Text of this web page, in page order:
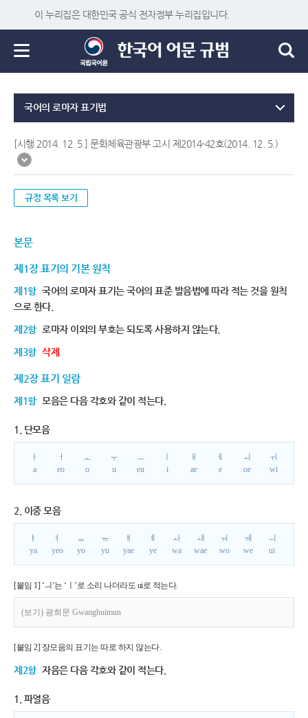
이 누리집은 대한민국 공식 전자정부 누리집입니다.
국어의 로마자 표기법
[시행 2014. 12. 5.] 문화체육관광부 고시 제2014-42호(2014. 12. 5.)
규정 목록 보기
본문
제1장 표기의 기본 원칙
제1항 국어의 로마자 표기는 국어의 표준 발음법에 따라 적는 것을 원칙
으로 한다.
제2항 로마자 이외의 부호는 되도록 사용하지 않는다.
제3항 삭제
제2장 표기 일람
제1항 모음은 다음 각호와 같이 적는다.
1. 단모음
ㅏ
a
ㅓ
eo
ㅗ
o
ㅜ
u
ㅡ
eu
i
ㅐ
ae
ㅔ
e
ㅚ
oe
ㅟ
wi
2. 이중 모음
ㅑ
ya
ㅕ
yeo
ㅛ
yo
ㅠ
yu
ㅒ
yae
ㅖ
ye
ㅘ
wa
ㅙ
wae
ㅝ
wo
ㅞ
we
ㅢ
ui
[붙임 1] ‘ㅢ’는 ‘ㅣ’로 소리 나더라도 ui로 적는다.
(보기) 광희문 Gwanghuimun
[붙임 2] 장모음의 표기는 따로 하지 않는다.
제2항 자음은 다음 각호와 같이 적는다.
1. 파열음